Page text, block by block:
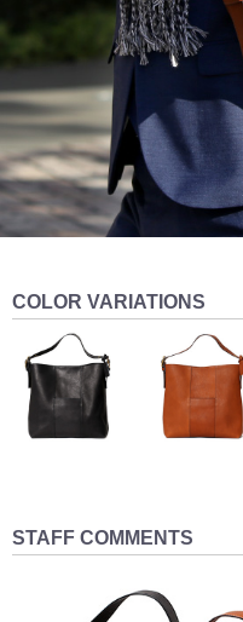
COLOR VARIATIONS
STAFF COMMENTS